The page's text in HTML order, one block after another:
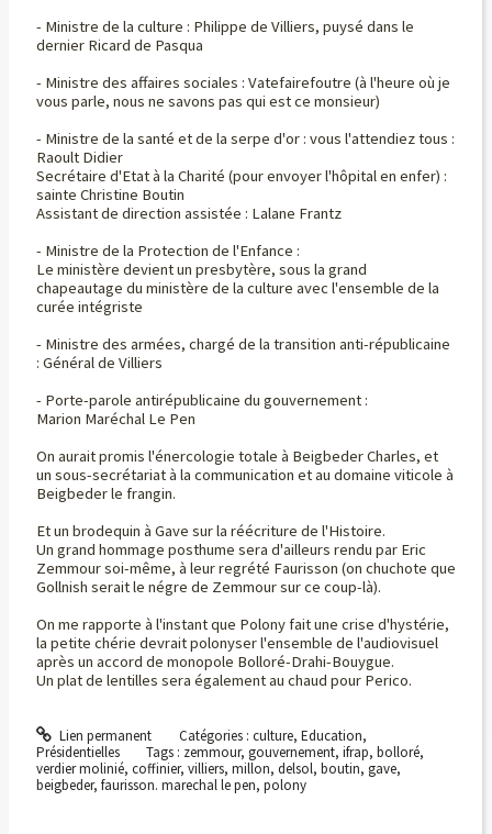
- Ministre de la culture : Philippe de Villiers, puysé dans le
dernier Ricard de Pasqua
- Ministre des affaires sociales : Vatefairefoutre (à l'heure où je
vous parle, nous ne savons pas qui est ce monsieur)
- Ministre de la santé et de la serpe d'or : vous l'attendiez tous :
Raoult Didier
Secrétaire d'Etat à la Charité (pour envoyer l'hôpital en enfer) :
sainte Christine Boutin
Assistant de direction assistée : Lalane Frantz
- Ministre de la Protection de l'Enfance :
Le ministère devient un presbytère, sous la grand
chapeautage du ministère de la culture avec l'ensemble de la
curée intégriste
- Ministre des armées, chargé de la transition anti-républicaine
: Général de Villiers
- Porte-parole antirépublicaine du gouvernement :
Marion Maréchal Le Pen
On aurait promis l'énercologie totale à Beigbeder Charles, et
un sous-secrétariat à la communication et au domaine viticole à
Beigbeder le frangin.
Et un brodequin à Gave sur la réécriture de l'Histoire.
Un grand hommage posthume sera d'ailleurs rendu par Eric
Zemmour soi-même, à leur regrété Faurisson (on chuchote que
Gollnish serait le négre de Zemmour sur ce coup-là).
On me rapporte à l'instant que Polony fait une crise d'hystérie,
la petite chérie devrait polonyser l'ensemble de l'audiovisuel
après un accord de monopole Bolloré-Drahi-Bouygue.
Un plat de lentilles sera également au chaud pour Perico.
Lien permanent Catégories : culture, Education,
Présidentielles
Tags : zemmour,gouvernement,ifrap,bolloré,
verdier molinié, coffinier, villiers, millon, delsol, boutin, gave,
beigbeder, faurisson. marechal le pen, polony